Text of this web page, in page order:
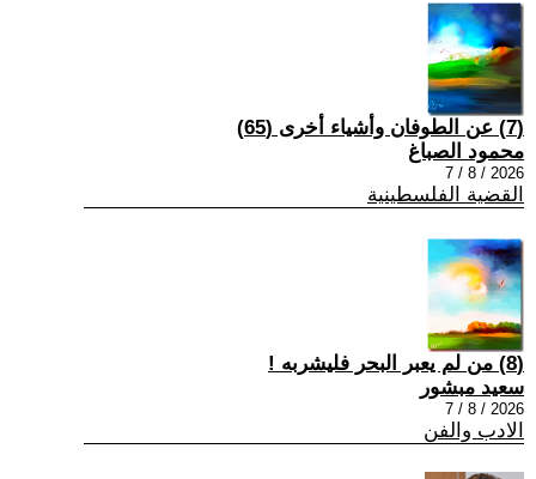
(7) عن الطوفان وأشياء أخرى (65)
محمود الصباغ
2026 / 8 / 7
القضية الفلسطينية
(8) من لم يعبر البحر فليشربه !
سعيد مبشور
2026 / 8 / 7
الادب والفن